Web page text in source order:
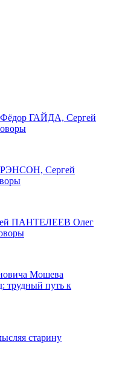
ГАЙДА, Сергей
Сергей
ПАНТЕЛЕЕВ Олег
Мошева
трудный путь к
старину